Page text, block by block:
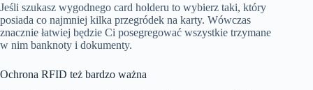
Jeśli szukasz wygodnego card holderu to wybierz taki, który
posiada co najmniej kilka przegródek na karty. Wówczas
znacznie łatwiej będzie Ci posegregować wszystkie trzymane
w nim banknoty i dokumenty.
Ochrona RFID też bardzo ważna